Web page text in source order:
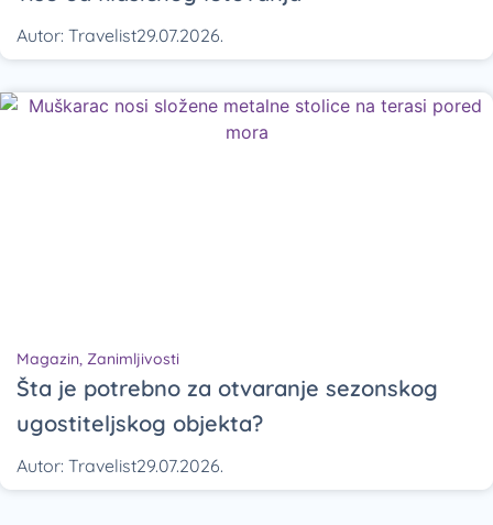
Autor: Travelist29.07.2026.
Magazin, Zanimljivosti
Šta je potrebno za otvaranje sezonskog
ugostiteljskog objekta?
Autor: Travelist29.07.2026.